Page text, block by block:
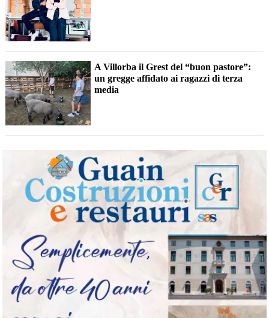
A Villorba il Grest del “buon pastore”:
un gregge affidato ai ragazzi di terza
media